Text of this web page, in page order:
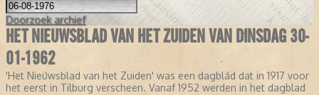
Doorzoek archief
HET NIEUWSBLAD VAN HET ZUIDEN VAN DINSDAG 30-
01-1962
'Het Nieuwsblad van het Zuiden' was een dagblad dat in 1917 voor
het eerst in Tilburg verscheen. Vanaf 1952 werden in het dagblad